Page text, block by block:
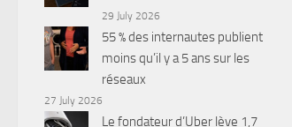
29 July 2026
55 % des internautes publient
moins qu’il y a 5 ans sur les
réseaux
27 July 2026
Le fondateur d’Uber lève 1,7